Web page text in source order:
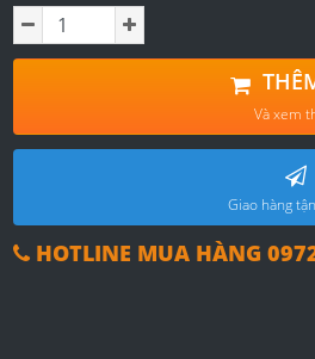
Và xem
Giao hàng
HOTLINE MUA HÀNG